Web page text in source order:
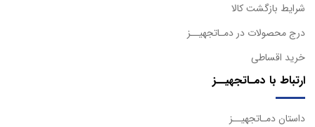
شرایط بازگشت کالا
درج محصولات در دمـاتجهیــز
خرید اقساطی
ارتباط با دمـاتجهیــز
داستان دمـاتجهیــز